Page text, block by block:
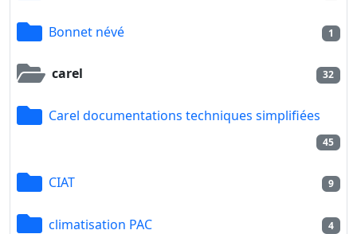
Bonnet névé 1
carel 32
Carel documentations techniques simplifiées
45
CIAT 9
climatisation PAC 4